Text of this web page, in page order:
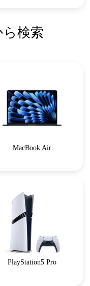
ら検索
MacBook Air
PlayStation5 Pro